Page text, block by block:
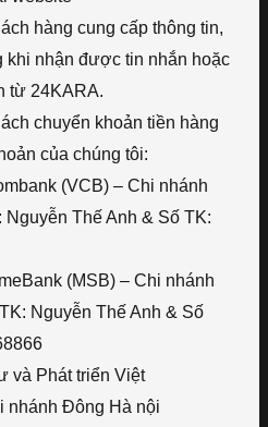
hàng cung cấp thông tin,
khi nhận được tin nhắn hoặc
từ 24KARA.
chuyển khoản tiền hàng
của chúng tôi:
(VCB) – Chi nhánh
Nguyễn Thế Anh & Số TK:
(MSB) – Chi nhánh
Nguyễn Thế Anh & Số
và Phát triển Việt
nhánh Đông Hà nội